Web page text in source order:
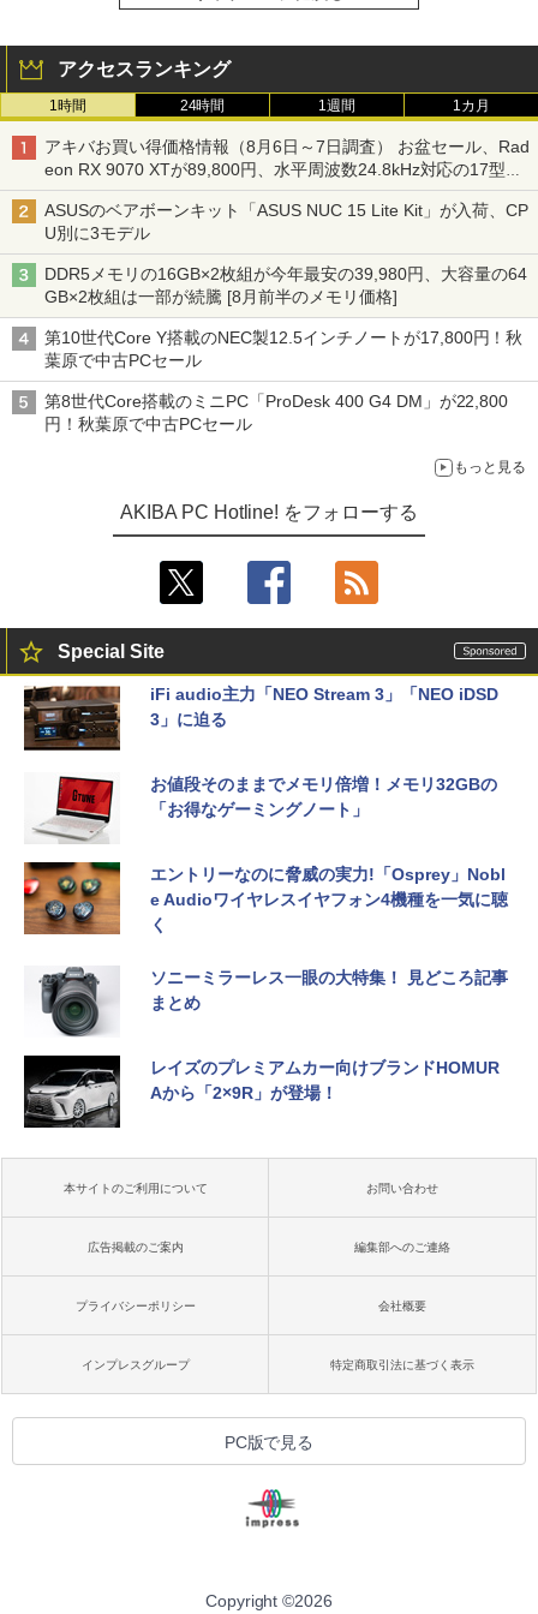
アクセスランキング
1時間 24時間 1週間 1カ月
アキバお買い得価格情報（8月6日～7日調査） お盆セール、Rad
eon RX 9070 XTが89,800円、水平周波数24.8kHz対応の17型モ
ニターが9,801円、暑さ指数連動セール ほか
ASUSのベアボーンキット「ASUS NUC 15 Lite Kit」が入荷、CP
U別に3モデル
DDR5メモリの16GB×2枚組が今年最安の39,980円、大容量の64
GB×2枚組は一部が続騰 [8月前半のメモリ価格]
第10世代Core Y搭載のNEC製12.5インチノートが17,800円！秋
葉原で中古PCセール
第8世代Core搭載のミニPC「ProDesk 400 G4 DM」が22,800
円！秋葉原で中古PCセール
もっと見る
AKIBA PC Hotline! をフォローする
Special Site
iFi audio主力「NEO Stream 3」「NEO iDSD
3」に迫る
お値段そのままでメモリ倍増！メモリ32GBの
「お得なゲーミングノート」
エントリーなのに脅威の実力!「Osprey」Nobl
e Audioワイヤレスイヤフォン4機種を一気に聴
く
ソニーミラーレス一眼の大特集！ 見どころ記事
まとめ
レイズのプレミアムカー向けブランドHOMUR
Aから「2×9R」が登場！
本サイトのご利用について お問い合わせ
広告掲載のご案内 編集部へのご連絡
プライバシーポリシー 会社概要
インプレスグループ 特定商取引法に基づく表示
PC版で見る
Copyright ©2026